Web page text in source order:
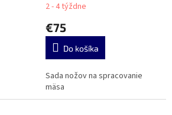
2 - 4 týždne
€75
Do košíka
Sada nožov na spracovanie
mäsa